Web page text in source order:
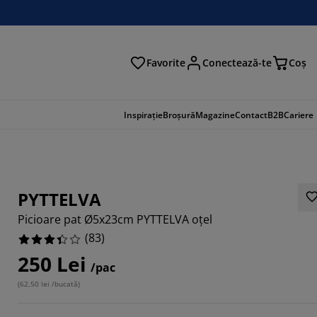
Favorite Conectează-te Coş
InspirațieBroșurăMagazineContactB2BCariere
PYTTELVA
Picioare pat Ø5x23cm PYTTELVA oțel
(83)
250 Lei /pac
(62,50 lei /bucată)